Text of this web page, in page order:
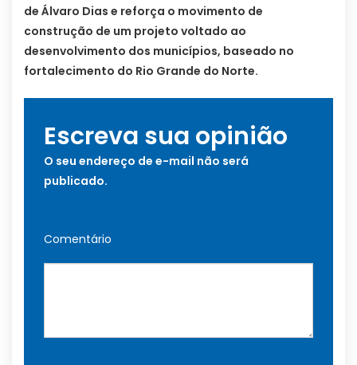
de Álvaro Dias e reforça o movimento de
construção de um projeto voltado ao
desenvolvimento dos municípios, baseado no
fortalecimento do Rio Grande do Norte.
Escreva sua opinião
O seu endereço de e-mail não será
publicado.
Comentário